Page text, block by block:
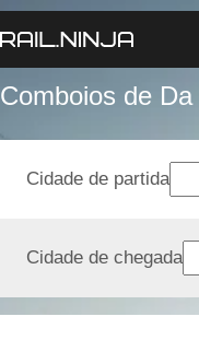
Comboios de
Cidade de partida
Cidade de chegada